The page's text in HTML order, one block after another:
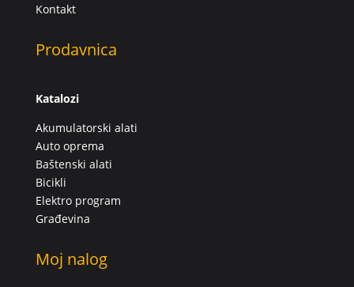
Kontakt
Prodavnica
Katalozi
Akumulatorski alati
Auto oprema
Baštenski alati
Bicikli
Elektro program
Građevina
Moj nalog